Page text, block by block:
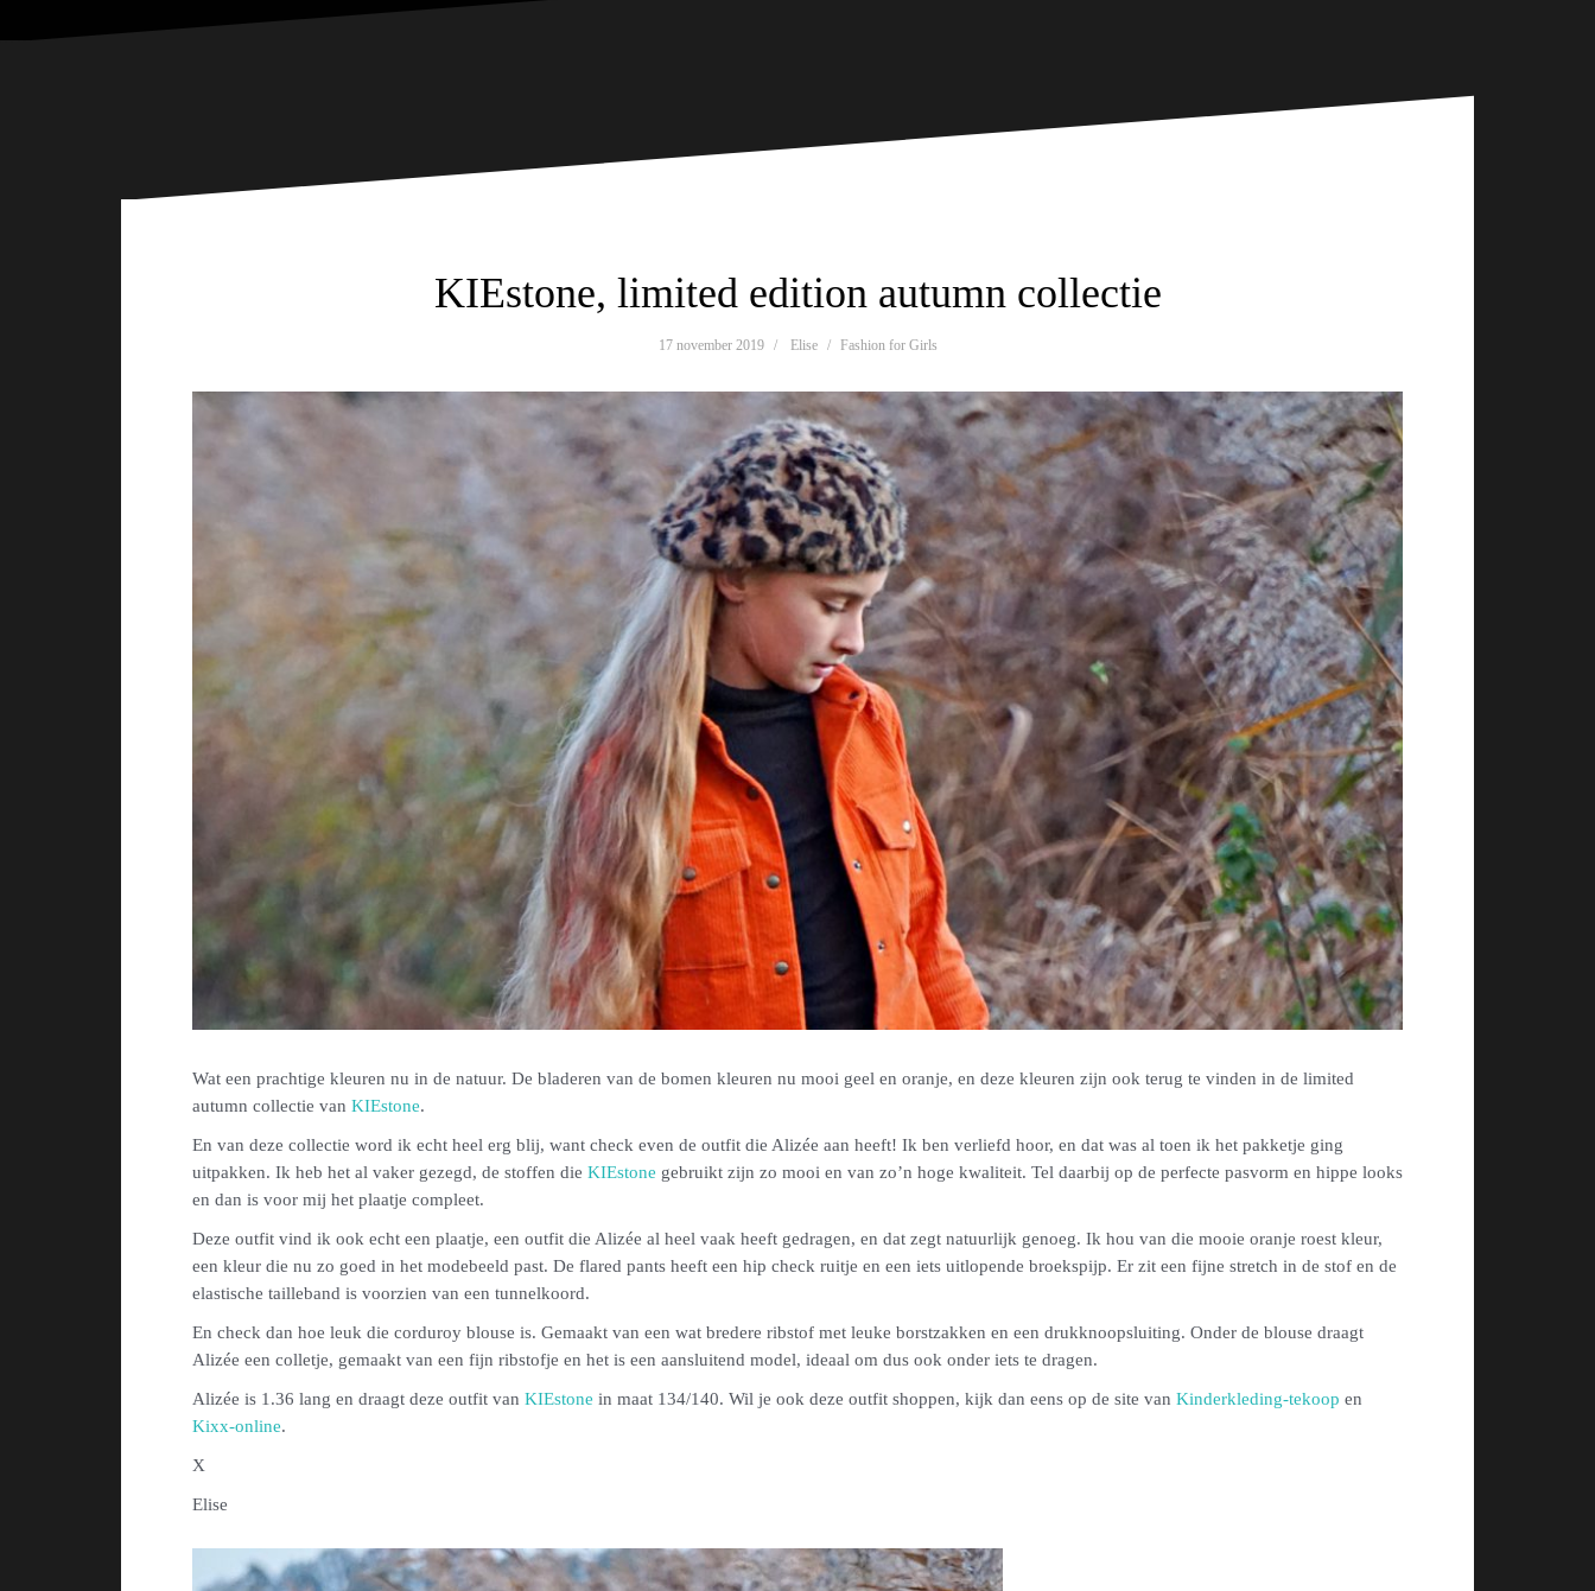
KIEstone, limited edition autumn collectie
17 november 2019 Elise Fashion for Girls
Wat een prachtige kleuren nu in de natuur. De bladeren van de bomen kleuren nu mooi geel en oranje, en deze kleuren zijn ook terug te vinden in de limited
autumn collectie van KIEstone.
En van deze collectie word ik echt heel erg blij, want check even de outfit die Alizée aan heeft! Ik ben verliefd hoor, en dat was al toen ik het pakketje ging
uitpakken. Ik heb het al vaker gezegd, de stoffen die KIEstone gebruikt zijn zo mooi en van zo’n hoge kwaliteit. Tel daarbij op de perfecte pasvorm en hippe looks
en dan is voor mij het plaatje compleet.
Deze outfit vind ik ook echt een plaatje, een outfit die Alizée al heel vaak heeft gedragen, en dat zegt natuurlijk genoeg. Ik hou van die mooie oranje roest kleur,
een kleur die nu zo goed in het modebeeld past. De flared pants heeft een hip check ruitje en een iets uitlopende broekspijp. Er zit een fijne stretch in de stof en de
elastische tailleband is voorzien van een tunnelkoord.
En check dan hoe leuk die corduroy blouse is. Gemaakt van een wat bredere ribstof met leuke borstzakken en een drukknoopsluiting. Onder de blouse draagt
Alizée een colletje, gemaakt van een fijn ribstofje en het is een aansluitend model, ideaal om dus ook onder iets te dragen.
Alizée is 1.36 lang en draagt deze outfit van KIEstone in maat 134/140. Wil je ook deze outfit shoppen, kijk dan eens op de site van Kinderkleding-tekoop en
Kixx-online.
X
Elise